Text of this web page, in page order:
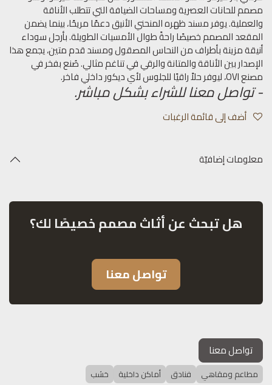
مصمم للحانات العصرية ومساحات الضيافة التي تتطلب الأناقة
والعملية. يوفر مسند ظهره المنحني الأنيق دعمًا مريحًا، بينما يضمن
المقعد المصمم خصيصًا راحةً طوال الأمسيات الطويلة. بأرجل سوداء
أنيقة مزينة بأطراف من النحاس المصقول ومسند قدم متين، يجمع هذا
الإصدار بين الأناقة والمتانة والرقي في تناغم مثالي. صُنع بفخر في
مصنع OVI، ليوفر حلاً راقيًا للجلوس لأي ديكور داخلي فاخر.
- تواصل معنا للشراء بشكل مباشر.
أضف إلى قائمة الرغبات
معلومات إضافيّة
هل تبحث عن أثاث مصمم خصيصًا لك؟
تواصل معنا
تواصل معنا
مطاعم ومقاهي فنادق أماكن داخلية خشب